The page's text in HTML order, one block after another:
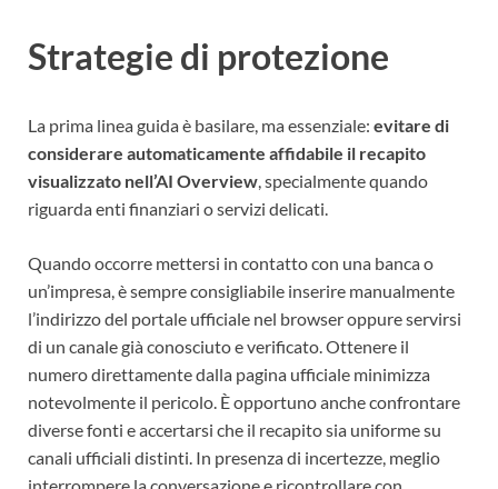
Strategie di protezione
La prima linea guida è basilare, ma essenziale: evitare di
considerare automaticamente affidabile il recapito
visualizzato nell’AI Overview, specialmente quando
riguarda enti finanziari o servizi delicati.
Quando occorre mettersi in contatto con una banca o
un’impresa, è sempre consigliabile inserire manualmente
l’indirizzo del portale ufficiale nel browser oppure servirsi
di un canale già conosciuto e verificato. Ottenere il
numero direttamente dalla pagina ufficiale minimizza
notevolmente il pericolo. È opportuno anche confrontare
diverse fonti e accertarsi che il recapito sia uniforme su
canali ufficiali distinti. In presenza di incertezze, meglio